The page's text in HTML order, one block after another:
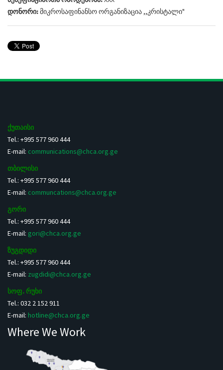
დონორი:მიკროსაფინანსო ორგანიზაცია ,,კრისტალი"
ქუთაისი
Tel.: +995 577 960 444
E-mail: communications@chca.org.ge
თბილისი
Tel.: +995 577 960 444
E-mail: communcations@chca.org.ge
გორი
Tel.: +995 577 960 444
E-mail: gori@chca.org.ge
ზუგდიდი
Tel.: +995 577 960 444
E-mail: zugdidi@chca.org.ge
სოფ. რუხი
Tel.: 032 2 152 911
E-mail: hotline@chca.org.ge
Where We Work